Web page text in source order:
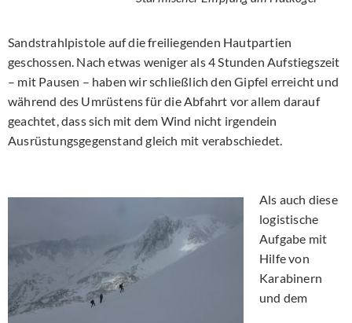
Sandstrahlpistole auf die freiliegenden Hautpartien
geschossen. Nach etwas weniger als 4 Stunden Aufstiegszeit
– mit Pausen – haben wir schließlich den Gipfel erreicht und
während des Umrüstens für die Abfahrt vor allem darauf
geachtet, dass sich mit dem Wind nicht irgendein
Ausrüstungsgegenstand gleich mit verabschiedet.
Als auch diese
logistische
Aufgabe mit
Hilfe von
Karabinern
und dem